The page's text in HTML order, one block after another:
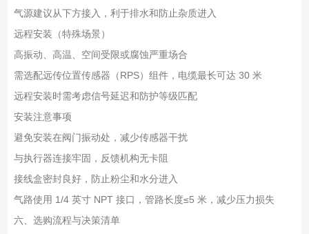
气源建议从下方接入，利于排水和防止杂质进入
远程安装（特殊场景）
高振动、高温、空间受限或腐蚀严重场合
需选配远传位置传感器（RPS）组件，电缆最长可达 30 米
远程安装时需考虑信号延迟和防护等级匹配
安装注意事项
避免安装在阀门振动处，减少传感器干扰
与执行器连接牢固，反馈机构无卡阻
接线盒密封良好，防止粉尘和水分进入
气路使用 1/4 英寸 NPT 接口，管路长度≤5 米，减少压力损失
六、选购流程与决策清单